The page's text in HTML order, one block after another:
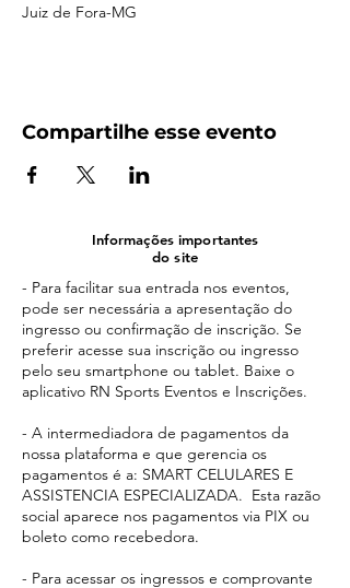
Juiz de Fora-MG
Compartilhe esse evento
Informações importantes
do site
- Para facilitar sua entrada nos eventos,
pode ser necessária a apresentação do
ingresso ou confirmação de inscrição. Se
preferir acesse sua inscrição ou ingresso
pelo seu smartphone ou tablet. Baixe o
aplicativo RN Sports Eventos e Inscrições.
- A intermediadora de pagamentos da
nossa plataforma e que gerencia os
pagamentos é a: SMART CELULARES E
ASSISTENCIA ESPECIALIZADA. Esta razão
social aparece nos pagamentos via PIX ou
boleto como recebedora.​
- Para acessar os ingressos e comprovante